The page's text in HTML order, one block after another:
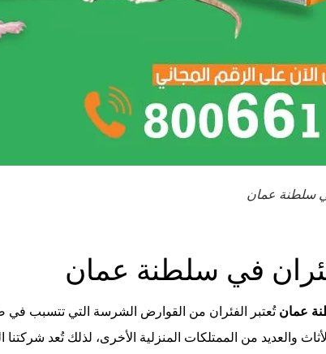
سلطنة عمان
في سلطنة عمان
عمان تُعتبر الفئران من القوارض الشرسة التي تتسبب في
والعديد من الممتلكات المنزلية الأخرى، لذلك تُعد